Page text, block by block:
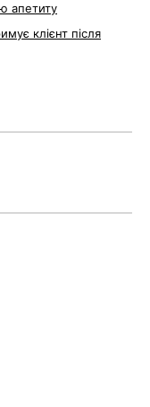
апетиту
клієнт після